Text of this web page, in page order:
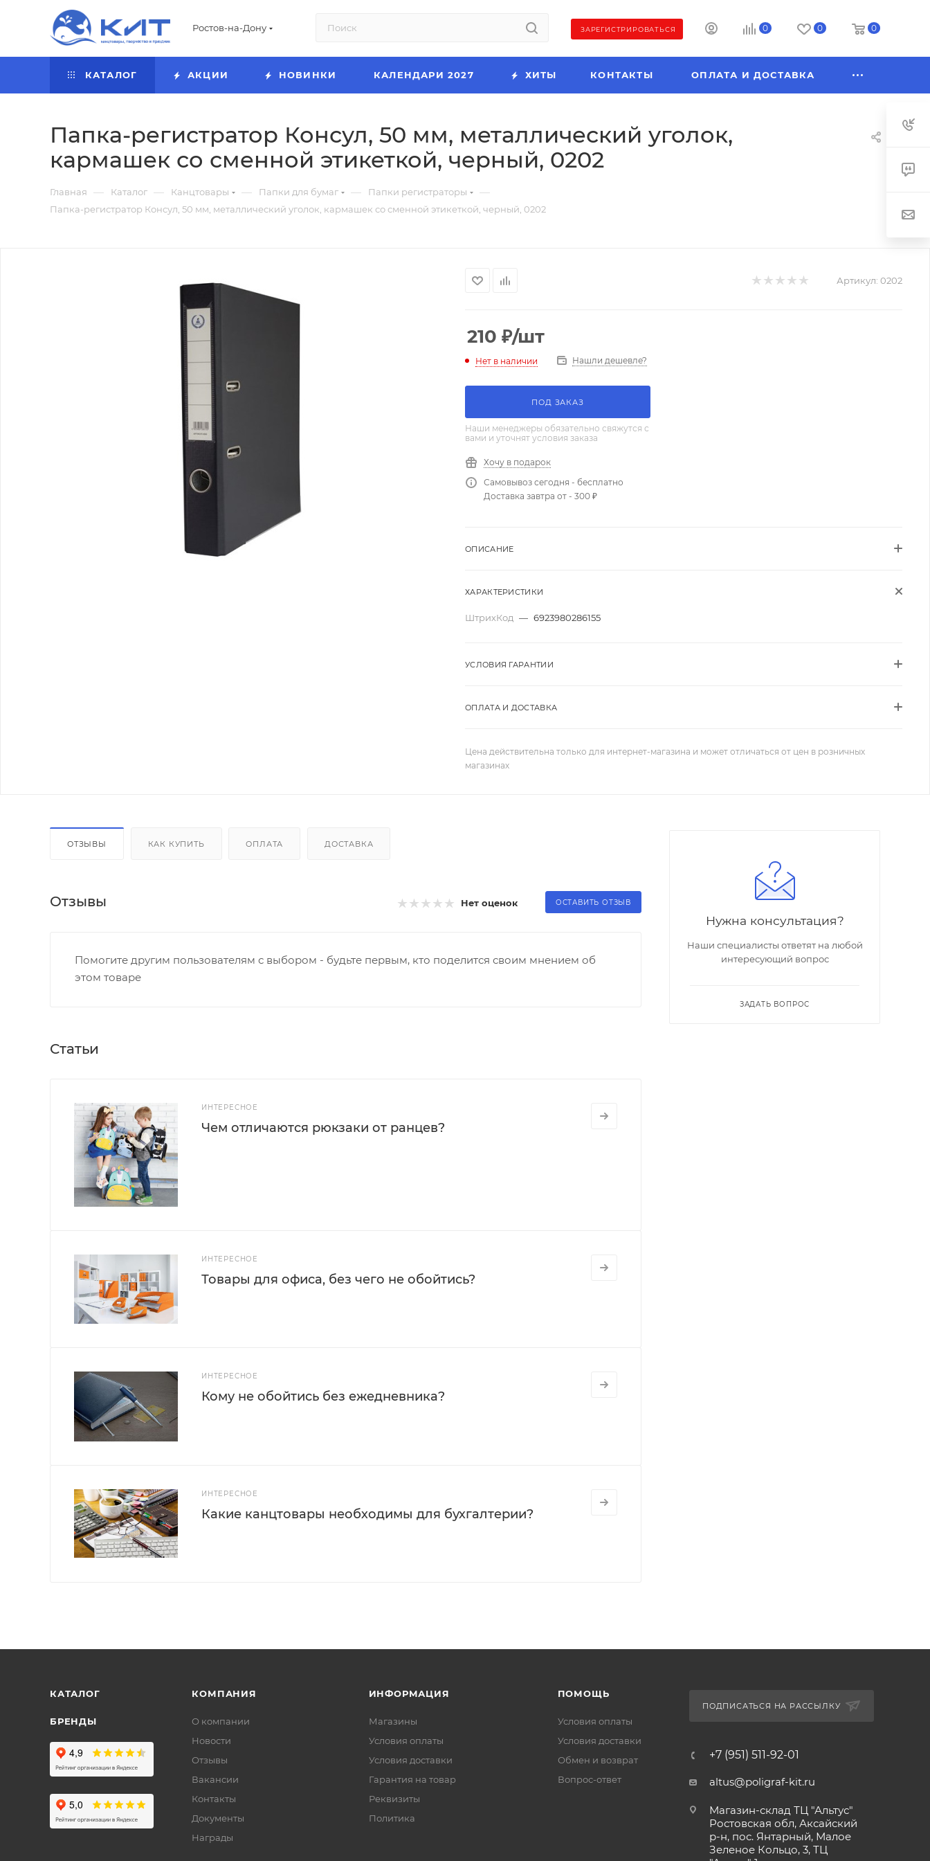
Ростов-на-Дону ЗАРЕГИСТРИРОВАТЬСЯ 0 0 0
КАТАЛОГ АКЦИИ НОВИНКИ КАЛЕНДАРИ 2027 ХИТЫ КОНТАКТЫ ОПЛАТА И ДОСТАВКА
Папка-регистратор Консул, 50 мм, металлический уголок,
кармашек со сменной этикеткой, черный, 0202
Главная — Каталог — Канцтовары — Папки для бумаг — Папки регистраторы —
Папка-регистратор Консул, 50 мм, металлический уголок, кармашек со сменной этикеткой, черный, 0202
Артикул: 0202
210 ₽/шт
Нет в наличии Нашли дешевле?
ПОД ЗАКАЗ
Наши менеджеры обязательно свяжутся с
вами и уточнят условия заказа
Хочу в подарок
Самовывоз сегодня - бесплатно
Доставка завтра от - 300 ₽
ОПИСАНИЕ
ХАРАКТЕРИСТИКИ
ШтрихКод — 6923980286155
УСЛОВИЯ ГАРАНТИИ
ОПЛАТА И ДОСТАВКА
Цена действительна только для интернет-магазина и может отличаться от цен в розничных
магазинах
ОТЗЫВЫ КАК КУПИТЬ ОПЛАТА ДОСТАВКА
Отзывы Нет оценок ОСТАВИТЬ ОТЗЫВ
Помогите другим пользователям с выбором - будьте первым, кто поделится своим мнением об
этом товаре
Статьи
ИНТЕРЕСНОЕ
Чем отличаются рюкзаки от ранцев?
ИНТЕРЕСНОЕ
Товары для офиса, без чего не обойтись?
ИНТЕРЕСНОЕ
Кому не обойтись без ежедневника?
ИНТЕРЕСНОЕ
Какие канцтовары необходимы для бухгалтерии?
Нужна консультация?
Наши специалисты ответят на любой
интересующий вопрос
ЗАДАТЬ ВОПРОС
КАТАЛОГ
БРЕНДЫ
КОМПАНИЯ
О компании
Новости
Отзывы
Вакансии
Контакты
Документы
Награды
ИНФОРМАЦИЯ
Магазины
Условия оплаты
Условия доставки
Гарантия на товар
Реквизиты
Политика
ПОМОЩЬ
Условия оплаты
Условия доставки
Обмен и возврат
Вопрос-ответ
ПОДПИСАТЬСЯ НА РАССЫЛКУ
+7 (951) 511-92-01
altus@poligraf-kit.ru
Магазин-склад ТЦ "Альтус"
Ростовская обл, Аксайский
р-н, пос. Янтарный, Малое
Зеленое Кольцо, 3, ТЦ